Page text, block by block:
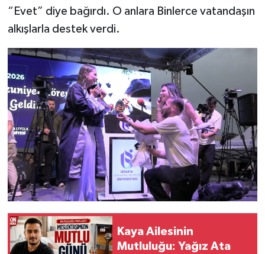
“Evet” diye bağırdı. O anlara Binlerce vatandaşın
alkışlarla destek verdi.
Kaya Ailesinin
Mutluluğu: Yağız Ata
Yerel
İletişim
Künye